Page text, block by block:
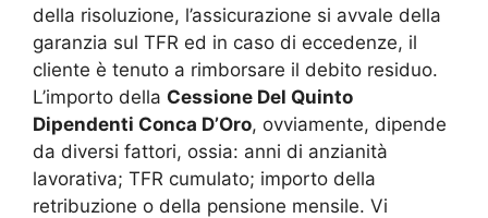
della risoluzione, l’assicurazione si avvale della
garanzia sul TFR ed in caso di eccedenze, il
cliente è tenuto a rimborsare il debito residuo.
L’importo della Cessione Del Quinto
Dipendenti Conca D’Oro, ovviamente, dipende
da diversi fattori, ossia: anni di anzianità
lavorativa; TFR cumulato; importo della
retribuzione o della pensione mensile. Vi